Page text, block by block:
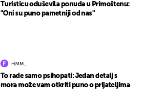
Turisticu oduševila ponuda u Primoštenu:
"Oni su puno pametniji od nas"
HMM…
To rade samo psihopati: Jedan detalj s
mora može vam otkriti puno o prijateljima